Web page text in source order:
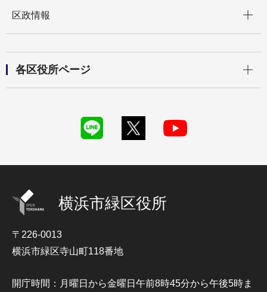
区政情報
各区役所ページ
横浜市緑区役所
〒226-0013
横浜市緑区寺山町118番地
開庁時間：月曜日から金曜日午前8時45分から午後5時ま